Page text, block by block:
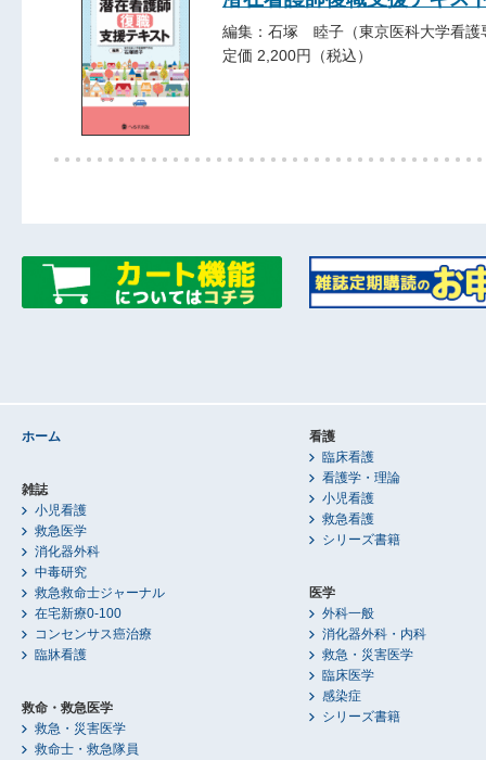
編集：石塚 睦子（東京医科大学看護
定価 2,200円（税込）
ホーム
雑誌
小児看護
救急医学
消化器外科
中毒研究
救急救命士ジャーナル
在宅新療0-100
コンセンサス癌治療
臨牀看護
救命・救急医学
救急・災害医学
救命士・救急隊員
看護
臨床看護
看護学・理論
小児看護
救急看護
シリーズ書籍
医学
外科一般
消化器外科・内科
救急・災害医学
臨床医学
感染症
シリーズ書籍